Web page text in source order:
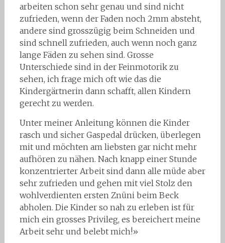
arbeiten schon sehr genau und sind nicht
zufrieden, wenn der Faden noch 2mm absteht,
andere sind grosszügig beim Schneiden und
sind schnell zufrieden, auch wenn noch ganz
lange Fäden zu sehen sind. Grosse
Unterschiede sind in der Feinmotorik zu
sehen, ich frage mich oft wie das die
Kindergärtnerin dann schafft, allen Kindern
gerecht zu werden.
Unter meiner Anleitung können die Kinder
rasch und sicher Gaspedal drücken, überlegen
mit und möchten am liebsten gar nicht mehr
aufhören zu nähen. Nach knapp einer Stunde
konzentrierter Arbeit sind dann alle müde aber
sehr zufrieden und gehen mit viel Stolz den
wohlverdienten ersten Znüni beim Beck
abholen. Die Kinder so nah zu erleben ist für
mich ein grosses Privileg, es bereichert meine
Arbeit sehr und belebt mich!»